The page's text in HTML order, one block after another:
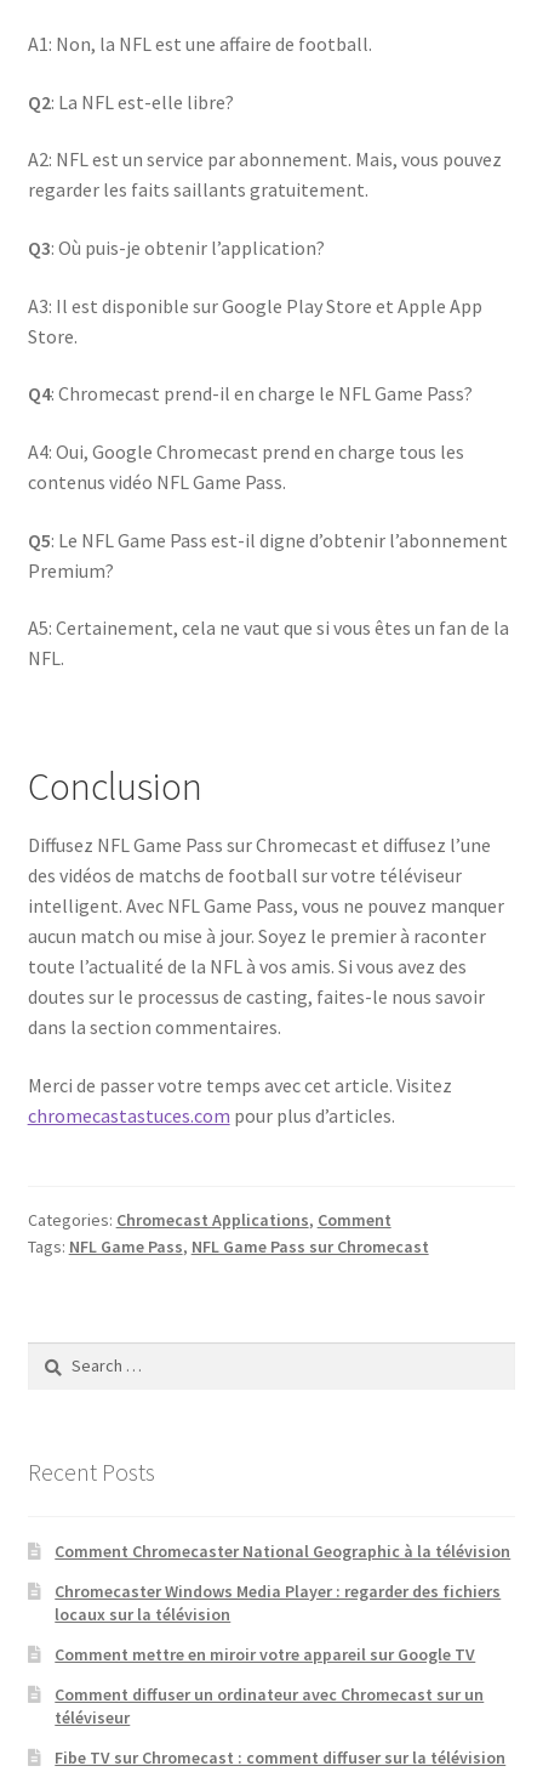
A1: Non, la NFL est une affaire de football.
Q2: La NFL est-elle libre?
A2: NFL est un service par abonnement. Mais, vous pouvez
regarder les faits saillants gratuitement.
Q3: Où puis-je obtenir l’application?
A3: Il est disponible sur Google Play Store et Apple App
Store.
Q4: Chromecast prend-il en charge le NFL Game Pass?
A4: Oui, Google Chromecast prend en charge tous les
contenus vidéo NFL Game Pass.
Q5: Le NFL Game Pass est-il digne d’obtenir l’abonnement
Premium?
A5: Certainement, cela ne vaut que si vous êtes un fan de la
NFL.
Conclusion
Diffusez NFL Game Pass sur Chromecast et diffusez l’une
des vidéos de matchs de football sur votre téléviseur
intelligent. Avec NFL Game Pass, vous ne pouvez manquer
aucun match ou mise à jour. Soyez le premier à raconter
toute l’actualité de la NFL à vos amis. Si vous avez des
doutes sur le processus de casting, faites-le nous savoir
dans la section commentaires.
Merci de passer votre temps avec cet article. Visitez
chromecastastuces.com pour plus d’articles.
Categories: Chromecast Applications, Comment
Tags: NFL Game Pass, NFL Game Pass sur Chromecast
Recent Posts
Comment Chromecaster National Geographic à la télévision
Chromecaster Windows Media Player : regarder des fichiers
locaux sur la télévision
Comment mettre en miroir votre appareil sur Google TV
Comment diffuser un ordinateur avec Chromecast sur un
téléviseur
Fibe TV sur Chromecast : comment diffuser sur la télévision